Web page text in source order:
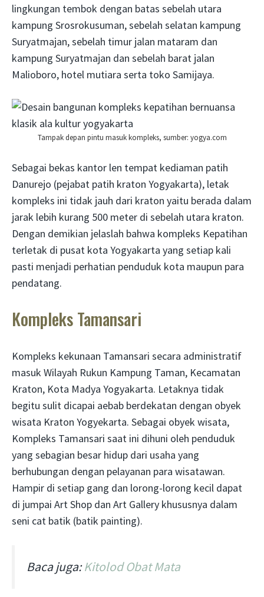
lingkungan tembok dengan batas sebelah utara
kampung Srosrokusuman, sebelah selatan kampung
Suryatmajan, sebelah timur jalan mataram dan
kampung Suryatmajan dan sebelah barat jalan
Malioboro, hotel mutiara serta toko Samijaya.
Tampak depan pintu masuk kompleks, sumber: yogya.com
Sebagai bekas kantor len tempat kediaman patih
Danurejo (pejabat patih kraton Yogyakarta), letak
kompleks ini tidak jauh dari kraton yaitu berada dalam
jarak lebih kurang 500 meter di sebelah utara kraton.
Dengan demikian jelaslah bahwa kompleks Kepatihan
terletak di pusat kota Yogyakarta yang setiap kali
pasti menjadi perhatian penduduk kota maupun para
pendatang.
Kompleks Tamansari
Kompleks kekunaan Tamansari secara administratif
masuk Wilayah Rukun Kampung Taman, Kecamatan
Kraton, Kota Madya Yogyakarta. Letaknya tidak
begitu sulit dicapai aebab berdekatan dengan obyek
wisata Kraton Yogyekarta. Sebagai obyek wisata,
Kompleks Tamansari saat ini dihuni oleh penduduk
yang sebagian besar hidup dari usaha yang
berhubungan dengan pelayanan para wisatawan.
Hampir di setiap gang dan lorong-lorong kecil dapat
di jumpai Art Shop dan Art Gallery khususnya dalam
seni cat batik (batik painting).
Baca juga:Kitolod Obat Mata